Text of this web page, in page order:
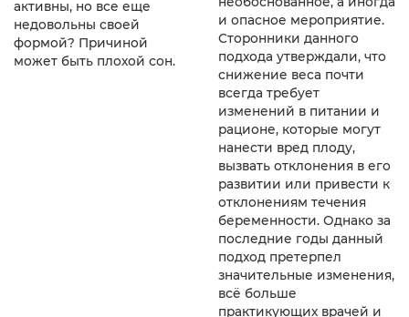
активны, но все еще
недовольны своей
формой? Причиной
может быть плохой сон.
и опасное мероприятие.
Сторонники данного
подхода утверждали, что
снижение веса почти
всегда требует
изменений в питании и
рационе, которые могут
нанести вред плоду,
вызвать отклонения в его
развитии или привести к
отклонениям течения
беременности. Однако за
последние годы данный
подход претерпел
значительные изменения,
всё больше
практикующих врачей и